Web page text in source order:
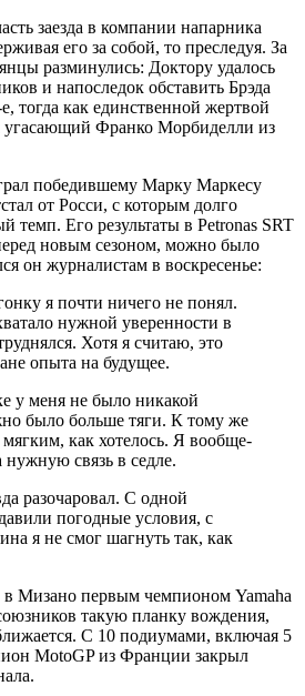
заезда в компании напарника
его за собой, то преследуя. За
разминулись: Доктору удалось
и напоследок обставить Брэда
тогда как единственной жертвой
угасающий Франко Морбиделли из
победившему Марку Маркесу
от Росси, с которым долго
темп. Его результаты в Petronas SRT
новым сезоном, можно было
он журналистам в воскресенье:
я почти ничего не понял.
нужной уверенности в
Хотя я считаю, это
опыта на будущее.
у меня не было никакой
было больше тяги. К тому же
мягким, как хотелось. Я вообще-
нужную связь в седле.
разочаровал. С одной
погодные условия, с
я не смог шагнуть так, как
в Мизано первым чемпионом Yamaha
такую планку вождения,
С 10 подиумами, включая 5
MotoGP из Франции закрыл